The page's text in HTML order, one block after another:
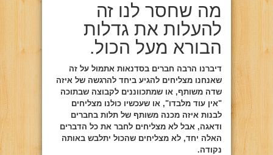
מה שחסר לנו זה
להעלות את גדלות
הבורא מעל הכול.
דיברנו הרבה חברים בסדנאות אתמול על זה
שאנחנו מצליחים להגיע ביחד להרגשה של איזה
שדה משותף, או שמתכווננים לקבוצה שבתוכה
"אין עוד מלבדו", או שעכשיו כולנו מצליחים
לבנות איזה מכנה משותף של תלות בחברים
ודאגה, אבל לא מצליחים לחבר את כל הדברים
האלה יחד, לא מצליחים שהכול יתלבש באותה
נקודה.